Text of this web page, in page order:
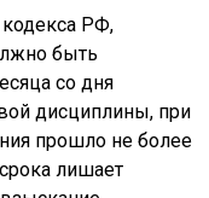
кодекса РФ,
быть
со дня
дисциплины, при
прошло не более
лишает